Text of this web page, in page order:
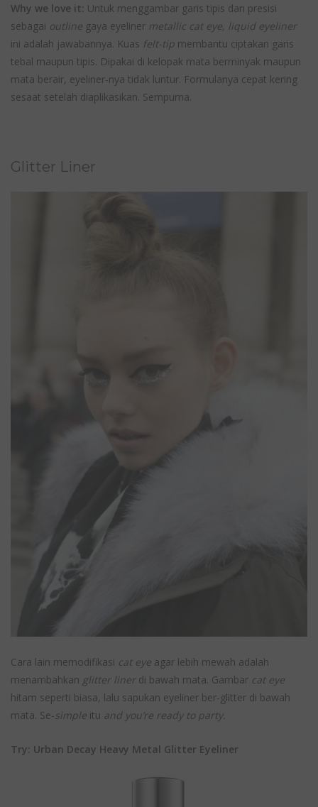
Why we love it: Untuk menggambar garis tipis dan presisi
sebagai outline gaya eyeliner metallic cat eye, liquid eyeliner
ini adalah jawabannya. Kuas felt-tip membantu ciptakan garis
tebal maupun tipis. Dipakai di kelopak mata berminyak maupun
mata berair, eyeliner-nya tidak luntur. Formulanya cepat kering
sesaat setelah diaplikasikan. Sempurna.
Glitter Liner
Cara lain memodifikasi cat eye agar lebih mewah adalah
menambahkan glitter liner di bawah mata. Gambar cat eye
hitam seperti biasa, lalu sapukan eyeliner ber-glitter di bawah
mata. Se-simple itu and you’re ready to party.
Try: Urban Decay Heavy Metal Glitter Eyeliner